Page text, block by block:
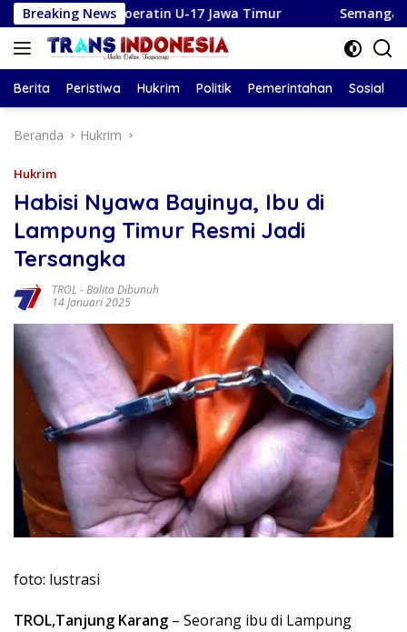
Langsung
ke
konten
Breaking News
Soeratin U-17 Jawa Timur Semangat Kepanduan:
Berita Peristiwa Hukrim Politik Pemerintahan Sosial
Beranda Hukrim
Hukrim
Habisi Nyawa Bayinya, Ibu di
Lampung Timur Resmi Jadi
Tersangka
TROL -Balita Dibunuh
14 Januari 2025
foto: lustrasi
TROL,Tanjung Karang – Seorang ibu di Lampung